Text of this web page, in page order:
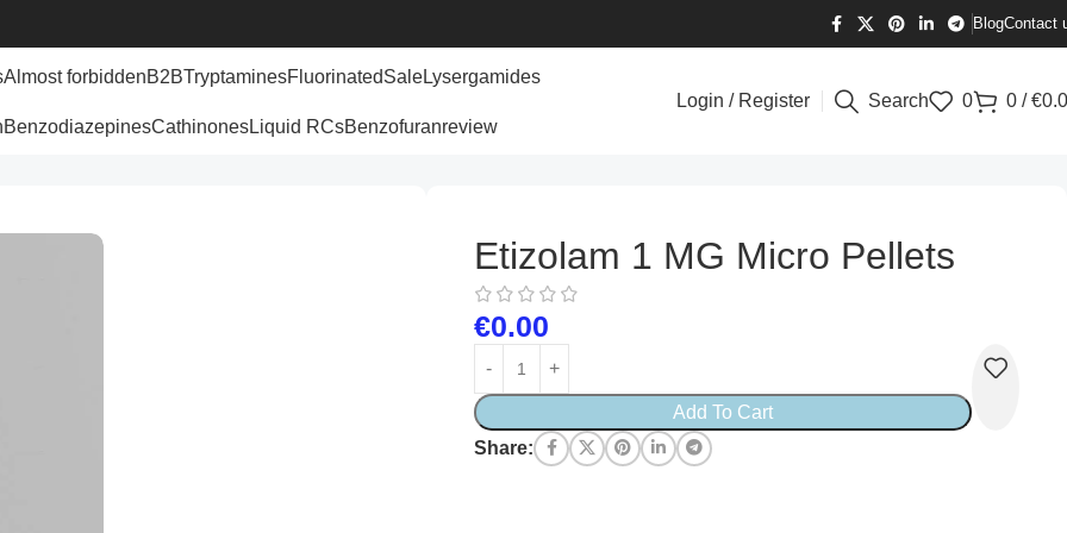
BlogContact
Almost forbiddenB2BTryptaminesFluorinatedSaleLysergamides
BenzodiazepinesCathinonesLiquid RCsBenzofuranreview
Login / Register Search 0 0 / €
Etizolam 1 MG Micro Pellets
€0.00
Add To Cart
Share: